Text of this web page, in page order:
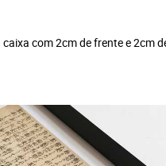
com 2cm de frente e 2cm